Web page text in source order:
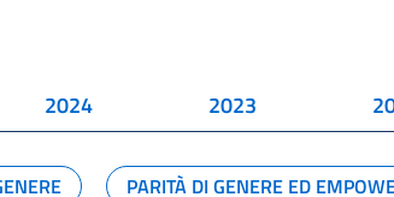
2024 2023
PARITÀ DI GENERE ED